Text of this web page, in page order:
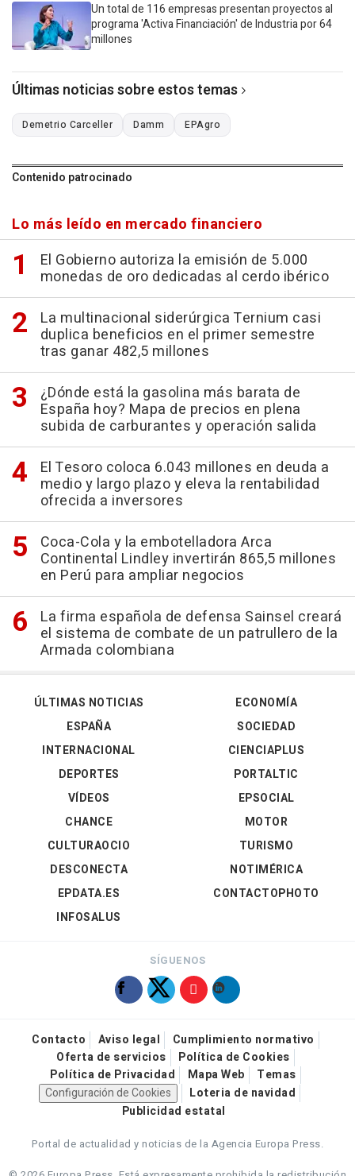
Un total de 116 empresas presentan proyectos al
programa 'Activa Financiación' de Industria por 64
millones
Últimas noticias sobre estos temas
Demetrio Carceller Damm EPAgro
Contenido patrocinado
Lo más leído en mercado financiero
El Gobierno autoriza la emisión de 5.000
monedas de oro dedicadas al cerdo ibérico
La multinacional siderúrgica Ternium casi
duplica beneficios en el primer semestre
tras ganar 482,5 millones
¿Dónde está la gasolina más barata de
España hoy? Mapa de precios en plena
subida de carburantes y operación salida
El Tesoro coloca 6.043 millones en deuda a
medio y largo plazo y eleva la rentabilidad
ofrecida a inversores
Coca-Cola y la embotelladora Arca
Continental Lindley invertirán 865,5 millones
en Perú para ampliar negocios
La firma española de defensa Sainsel creará
el sistema de combate de un patrullero de la
Armada colombiana
ÚLTIMAS NOTICIAS
ESPAÑA
INTERNACIONAL
DEPORTES
VÍDEOS
ECONOMÍA
SOCIEDAD
CIENCIAPLUS
PORTALTIC
EPSOCIAL
CHANCE
CULTURAOCIO
DESCONECTA
EPDATA.ES
INFOSALUS
MOTOR
TURISMO
NOTIMÉRICA
CONTACTOPHOTO
SÍGUENOS
Contacto Aviso legal
Cumplimiento normativo
Oferta de servicios
Política de Cookies
Política de Privacidad
Mapa Web
Temas
Configuración de Cookies
Loteria de navidad
Publicidad estatal
Portal de actualidad y noticias de la Agencia Europa Press.